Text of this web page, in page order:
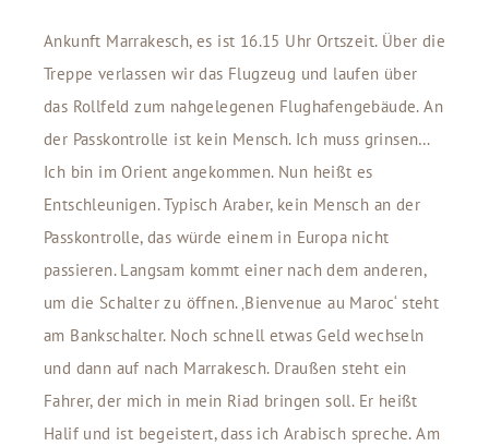
Ankunft Marrakesch, es ist 16.15 Uhr Ortszeit. Über die
Treppe verlassen wir das Flugzeug und laufen über
das Rollfeld zum nahgelegenen Flughafengebäude. An
der Passkontrolle ist kein Mensch. Ich muss grinsen…
Ich bin im Orient angekommen. Nun heißt es
Entschleunigen. Typisch Araber, kein Mensch an der
Passkontrolle, das würde einem in Europa nicht
passieren. Langsam kommt einer nach dem anderen,
um die Schalter zu öffnen. ‚Bienvenue au Maroc‘ steht
am Bankschalter. Noch schnell etwas Geld wechseln
und dann auf nach Marrakesch. Draußen steht ein
Fahrer, der mich in mein Riad bringen soll. Er heißt
Halif und ist begeistert, dass ich Arabisch spreche. Am